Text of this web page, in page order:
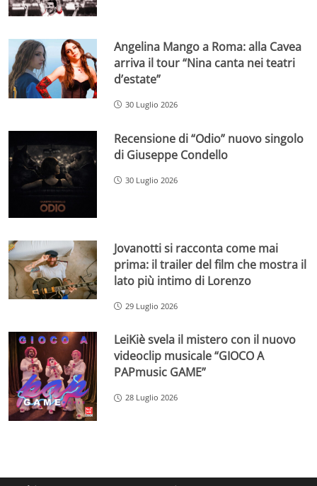
Angelina Mango a Roma: alla Cavea
arriva il tour “Nina canta nei teatri
d’estate”
30 Luglio 2026
Recensione di “Odio” nuovo singolo
di Giuseppe Condello
30 Luglio 2026
Jovanotti si racconta come mai
prima: il trailer del film che mostra il
lato più intimo di Lorenzo
29 Luglio 2026
LeiKiè svela il mistero con il nuovo
videoclip musicale “GIOCO A
PAPmusic GAME”
28 Luglio 2026